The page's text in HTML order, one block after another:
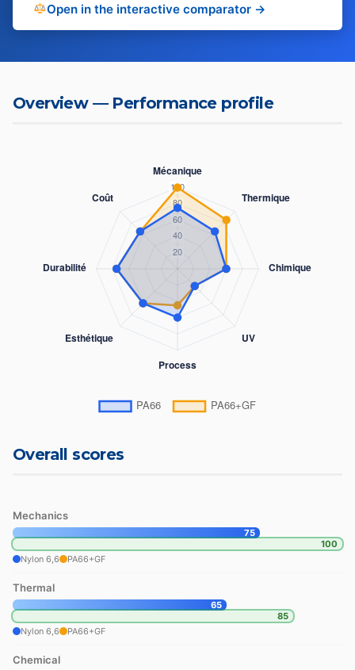
Open in the interactive comparator →
Overview — Performance profile
Overall scores
Mechanics
75
100
Nylon 6,6
PA66+GF
Thermal
65
85
Nylon 6,6
PA66+GF
Chemical